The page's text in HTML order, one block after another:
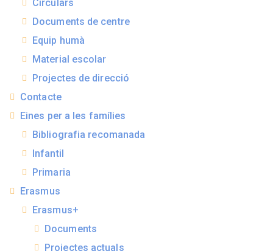
Circulars
Documents de centre
Equip humà
Material escolar
Projectes de direcció
Contacte
Eines per a les famílies
Bibliografia recomanada
Infantil
Primaria
Erasmus
Erasmus+
Documents
Projectes actuals